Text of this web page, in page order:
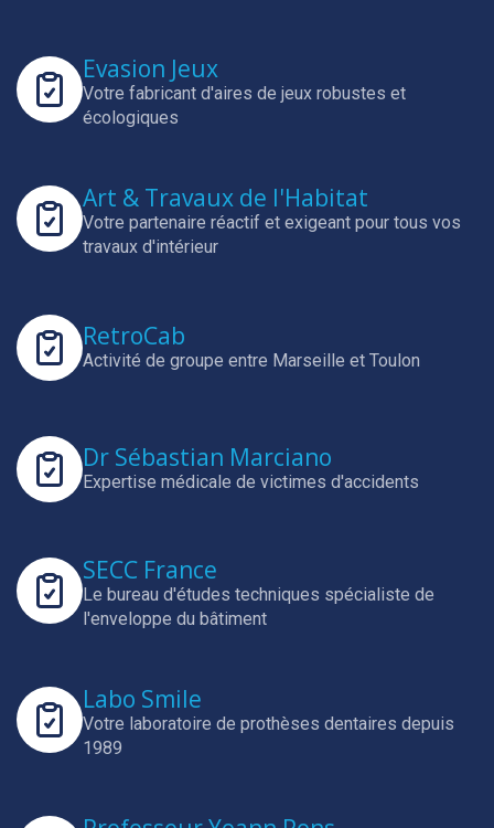
Evasion Jeux
Votre fabricant d'aires de jeux robustes et
écologiques
Art & Travaux de l'Habitat
Votre partenaire réactif et exigeant pour tous vos
travaux d'intérieur
RetroCab
Activité de groupe entre Marseille et Toulon
Dr Sébastian Marciano
Expertise médicale de victimes d'accidents
SECC France
Le bureau d'études techniques spécialiste de
l'enveloppe du bâtiment
Labo Smile
Votre laboratoire de prothèses dentaires depuis
1989